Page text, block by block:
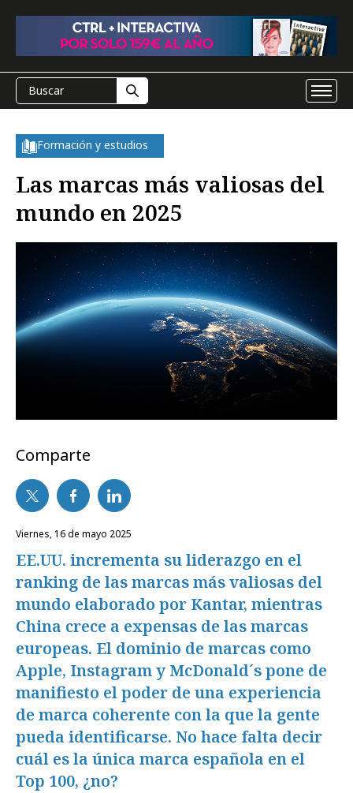
Formación y estudios
Las marcas más valiosas del
mundo en 2025
Comparte
viernes, 16 de mayo 2025
EE.UU. incrementa su liderazgo en el
ranking de las marcas más valiosas del
mundo elaborado por Kantar, mientras
China crece a expensas de las marcas
europeas. El dominio de marcas como
Apple, Instagram y McDonald´s pone de
manifiesto el poder de una experiencia
de marca coherente con la que la gente
pueda identificarse. No hace falta decir
cuál es la única marca española en el
Top 100, ¿no?